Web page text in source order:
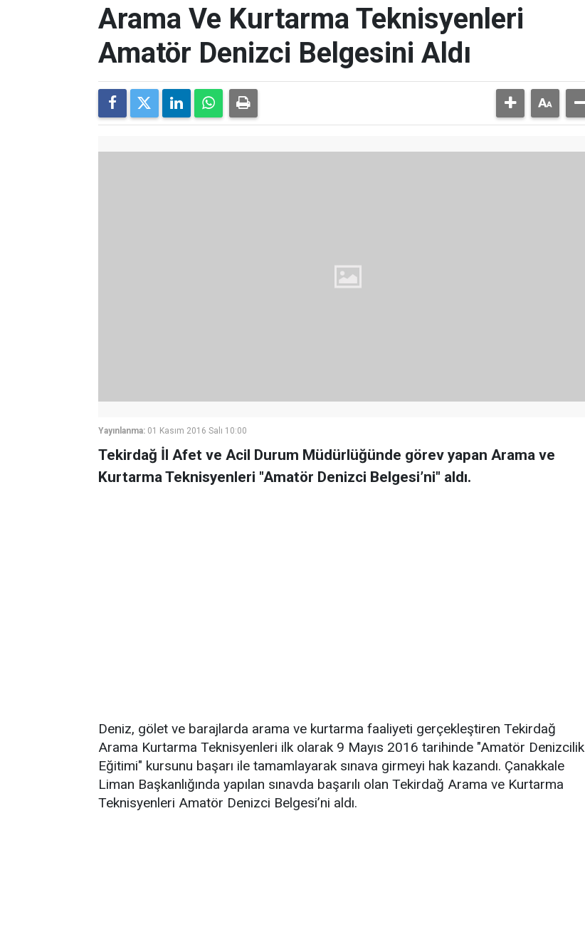
Arama Ve Kurtarma Teknisyenleri
Amatör Denizci Belgesini Aldı
Yayınlanma: 01 Kasım 2016 Salı 10:00
Tekirdağ İl Afet ve Acil Durum Müdürlüğünde görev yapan Arama ve
Kurtarma Teknisyenleri "Amatör Denizci Belgesi’ni" aldı.
Deniz, gölet ve barajlarda arama ve kurtarma faaliyeti gerçekleştiren Tekirdağ
Arama Kurtarma Teknisyenleri ilk olarak 9 Mayıs 2016 tarihinde "Amatör Denizcilik
Eğitimi" kursunu başarı ile tamamlayarak sınava girmeyi hak kazandı. Çanakkale
Liman Başkanlığında yapılan sınavda başarılı olan Tekirdağ Arama ve Kurtarma
Teknisyenleri Amatör Denizci Belgesi’ni aldı.